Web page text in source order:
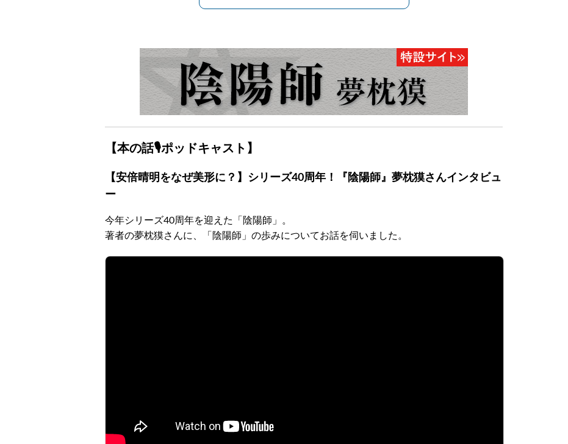
【本の話🎙ポッドキャスト】
【安倍晴明をなぜ美形に？】シリーズ40周年！『陰陽師』夢枕獏さんインタビュ
ー
今年シリーズ40周年を迎えた「陰陽師」。
著者の夢枕獏さんに、「陰陽師」の歩みについてお話を伺いました。